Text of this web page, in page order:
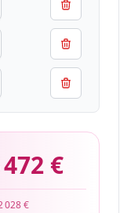
€
028 €